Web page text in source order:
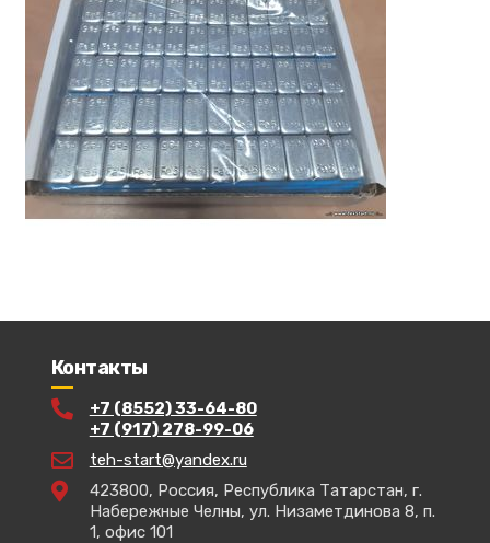
Контакты
+7 (8552) 33-64-80
+7 (917) 278-99-06
teh-start@yandex.ru
423800, Россия, Республика Татарстан, г.
Набережные Челны, ул. Низаметдинова 8, п.
1, офис 101